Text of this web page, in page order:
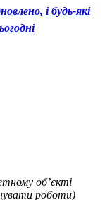
і будь-які
об’єкті
роботи)